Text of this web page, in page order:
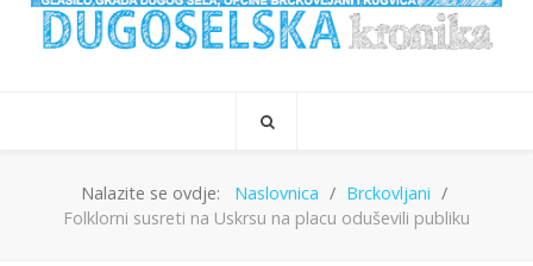
Nalazite se ovdje: Naslovnica
Brckovljani
Folklorni susreti na Uskrsu na placu oduševili publiku